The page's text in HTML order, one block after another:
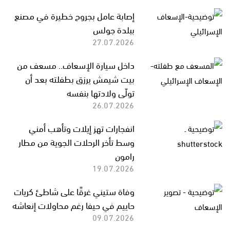
إصابة عامل بجروح خطيرة في مصنع
ببلدة جولس
27.07.2026
داخل سيارة الإسعاف.. مسعف من
بيت شيمش يرزق بطفلته بعد أن
تولّى ولادتها بنفسه
26.07.2026
انفجارات تهز إيلات وتأهب أمني
وسط تأخر الرحلات الجوية من مطار
رامون
19.07.2026
وفاة ستيني غرقًا على شاطئ كريات
حاييم في حيفا رغم محاولات إنعاشه
09.07.2026